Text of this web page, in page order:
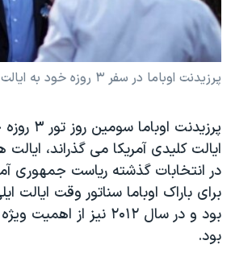
فرهنگ و زندگی
حقوق شهروندی
اقتصادی
اسرائیل در جنگ
گالری عکس
آرشیو پخش زنده
مستندها
انتخابات ریاست جمهوری آمریکا ۲۰۲۴
حمله جمهوری اسلامی به اسرائیل
ورزش زنان در ایران
اعتراضات زن، زندگی، آزادی
مجموعه مستندهای دادخواهی
تریبونال مردمی آبان ۹۸
دنبال کنید
زبانهای مختلف
پرزیدنت اوباما در سفر ۳ روزه خود به ایالت های میانه غربی کشور
ایالت کلیدی آمریکا می گذراند،
برای باراک اوباما سناتور وقت
بود و در سال ۲۰۱۲ نیز از
بود.